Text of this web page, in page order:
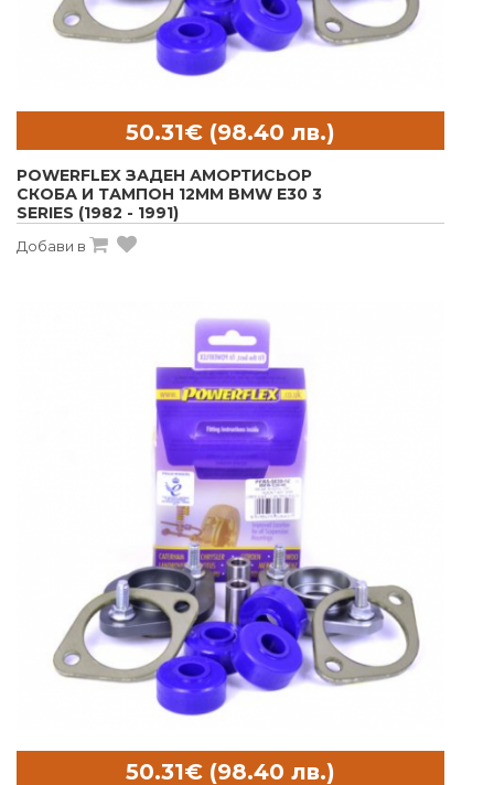
POWERFLEX ЗАДЕН АМОРТИСЬОР
СКОБА И ТАМПОН 12MM BMW E30 3
SERIES (1982 - 1991)
Добави в